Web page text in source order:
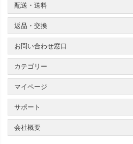
配送・送料
返品・交換
お問い合わせ窓口
カテゴリー
マイページ
サポート
会社概要